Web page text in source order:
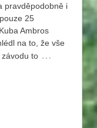
pravděpodobně i
25
Ambros
na to, že vše
to …